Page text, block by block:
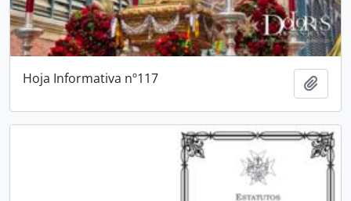
Hoja Informativa nº117